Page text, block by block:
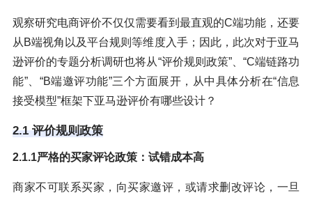
观察研究电商评价不仅仅需要看到最直观的C端功能，还要
从B端视角以及平台规则等维度入手；因此，此次对于亚马
逊评价的专题分析调研也将从“评价规则政策”、“C端链路功
能”、“B端邀评功能”三个方面展开，从中具体分析在“信息
接受模型”框架下亚马逊评价有哪些设计？
2.1 评价规则政策
2.1.1严格的买家评论政策：试错成本高
商家不可联系买家，向买家邀评，或请求删改评论，一旦